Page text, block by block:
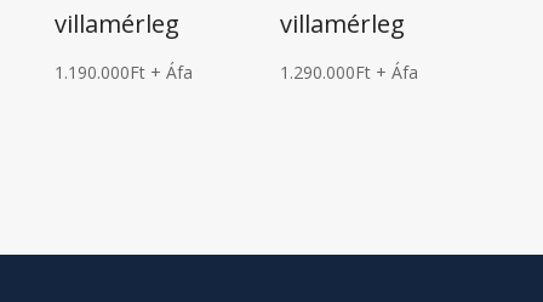
villamérleg
1.190.000Ft + Áfa
villamérleg
1.290.000Ft + Áfa